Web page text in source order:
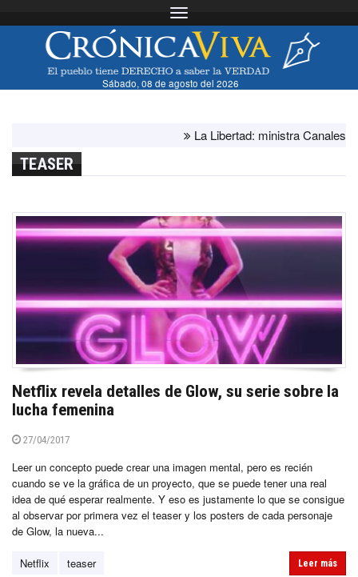
Toggle navigation
Sábado, 08 de agosto del 2026
La Libertad: ministra Canales
TEASER
Netflix revela detalles de Glow, su serie sobre la
lucha femenina
27/04/2017
Leer un concepto puede crear una imagen mental, pero es recién
cuando se ve la gráfica de un proyecto, que se puede tener una real
idea de qué esperar realmente. Y eso es justamente lo que se consigue
al observar por primera vez el teaser y los posters de cada personaje
de Glow, la nueva...
Netflix teaser Leer más